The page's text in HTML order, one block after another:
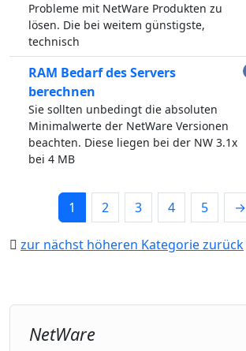
Probleme mit NetWare Produkten zu
lösen. Die bei weitem günstigste,
technisch
RAM Bedarf des Servers
berechnen
Sie sollten unbedingt die absoluten
Minimalwerte der NetWare Versionen
beachten. Diese liegen bei der NW 3.1x
bei 4 MB
1 2 3 4 5 →
zur nächst höheren Kategorie zurück
NetWare